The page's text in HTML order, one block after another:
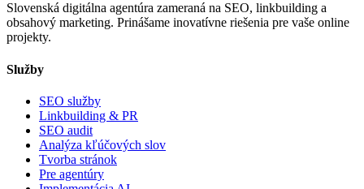
Slovenská digitálna agentúra zameraná na SEO, linkbuilding a
obsahový marketing. Prinášame inovatívne riešenia pre vaše online
projekty.
Služby
SEO služby
Linkbuilding & PR
SEO audit
Analýza kľúčových slov
Tvorba stránok
Pre agentúry